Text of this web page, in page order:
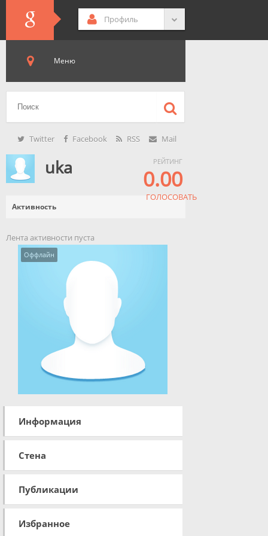
Профиль
Меню
Twitter Facebook RSS Mail
РЕЙТИНГ
ГОЛОСОВАТЬ
0.00
uka
Активность
Лента активности пуста
Оффлайн
Информация
Стена
Публикации
Избранное